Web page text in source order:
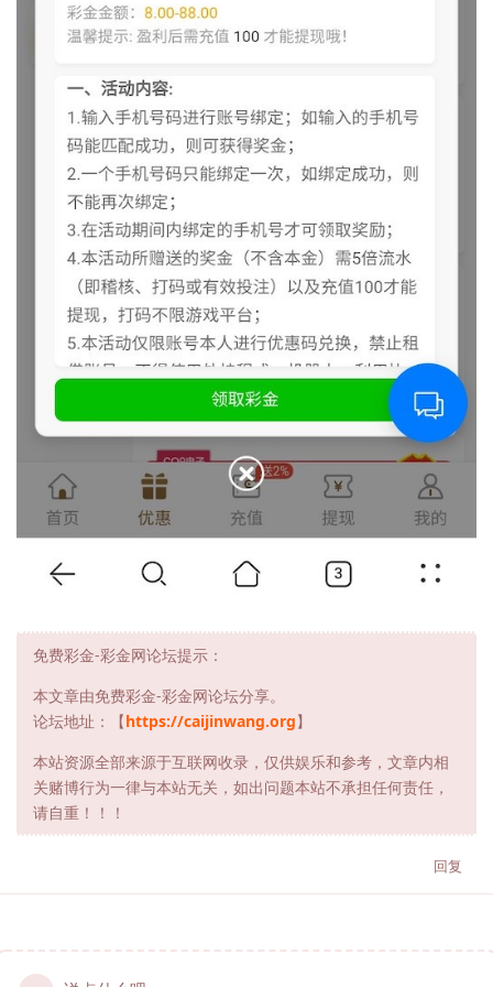
免费彩金-彩金网论坛提示：
本文章由免费彩金-彩金网论坛分享。
论坛地址：【https://caijinwang.org】
本站资源全部来源于互联网收录，仅供娱乐和参考，文章内相
关赌博行为一律与本站无关，如出问题本站不承担任何责任，
请自重！！！
回复